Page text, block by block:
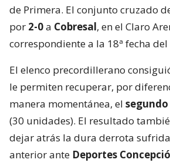
de Primera. El conjunto cruzado
por 2-0a Cobresal, en el Claro
correspondiente a la 18ª fecha
El elenco precordillerano
le permiten recuperar, por
manera momentánea, el
(30 unidades). El resultado
dejar atrás la dura derrota
anterior ante Deportes